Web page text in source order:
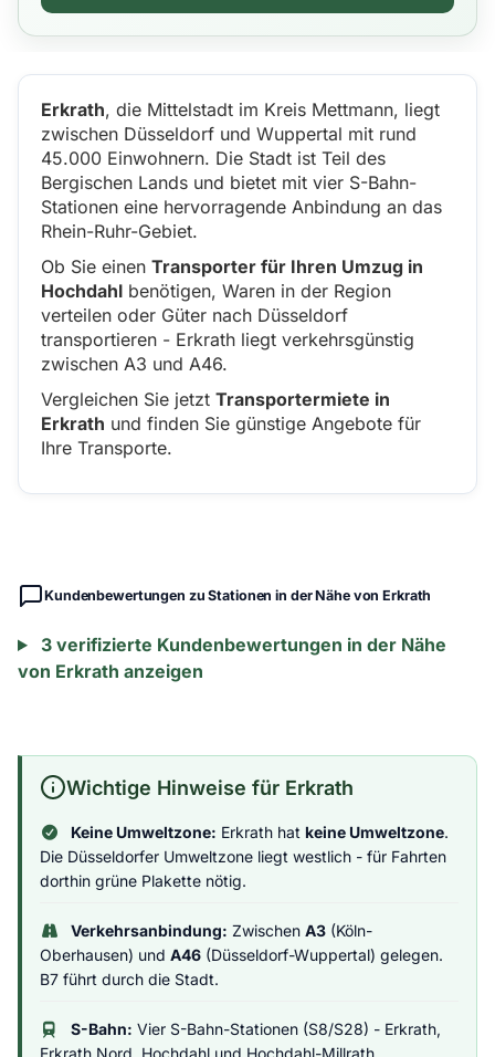
Erkrath, die Mittelstadt im Kreis Mettmann, liegt
zwischen Düsseldorf und Wuppertal mit rund
45.000 Einwohnern. Die Stadt ist Teil des
Bergischen Lands und bietet mit vier S-Bahn-
Stationen eine hervorragende Anbindung an das
Rhein-Ruhr-Gebiet.
Ob Sie einen Transporter für Ihren Umzug in
Hochdahl benötigen, Waren in der Region
verteilen oder Güter nach Düsseldorf
transportieren - Erkrath liegt verkehrsgünstig
zwischen A3 und A46.
Vergleichen Sie jetzt Transportermiete in
Erkrath und finden Sie günstige Angebote für
Ihre Transporte.
Kundenbewertungen zu Stationen in der Nähe von Erkrath
3 verifizierte Kundenbewertungen in der Nähe
von Erkrath anzeigen
Wichtige Hinweise für Erkrath
Keine Umweltzone: Erkrath hat keine Umweltzone.
Die Düsseldorfer Umweltzone liegt westlich - für Fahrten
dorthin grüne Plakette nötig.
Verkehrsanbindung: Zwischen A3(Köln-
Oberhausen) und A46 (Düsseldorf-Wuppertal) gelegen.
B7 führt durch die Stadt.
S-Bahn: Vier S-Bahn-Stationen (S8/S28) - Erkrath,
Erkrath Nord, Hochdahl und Hochdahl-Millrath.